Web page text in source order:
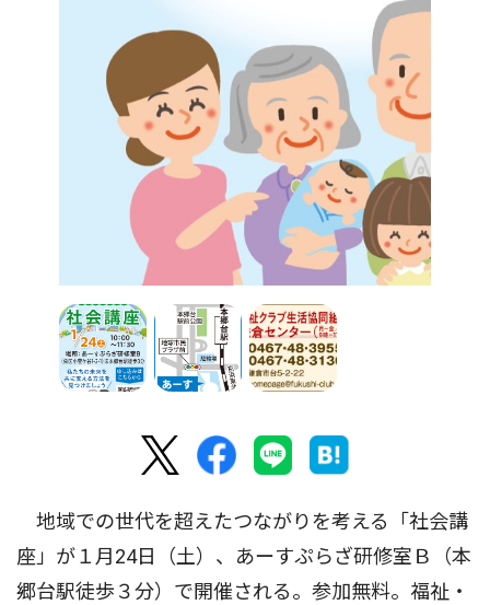
地域での世代を超えたつながりを考える「社会講
座」が１月24日（土）、あーすぷらざ研修室Ｂ（本
郷台駅徒歩３分）で開催される。参加無料。福祉・